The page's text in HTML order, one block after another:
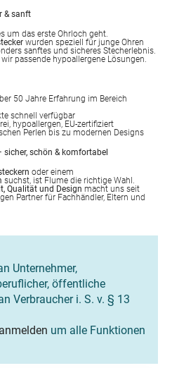
& sanft
um das erste Ohrloch geht.
wurden speziell für junge Ohren
sanftes und sicheres Stecherlebnis.
passende hypoallergene Lösungen.
50 Jahre Erfahrung im Bereich
schnell verfügbar
hypoallergen, EU-zertifiziert
Perlen bis zu modernen Designs
schön & komfortabel
oder einem
suchst, ist Flume die richtige Wahl.
Qualität und Design macht uns seit
Partner für Fachhändler, Eltern und
Unternehmer,
öffentliche
Verbraucher i. S. v. § 13
anmelden um alle Funktionen